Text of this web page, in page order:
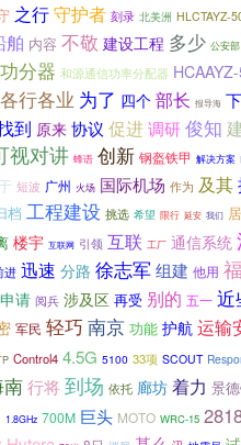
之行守护者 刻录 北美洲 HLCTAYZ-
舶 内容 不敬 建设工程 多少 公安部
分器 和源通信功率分配器
各行各业 为了 四个 部长 报导海
到 原来 协议 促进 调研俊知
视对讲 蜂语 创新 钢盔铁甲 解决方案
短波 广州 火场 国际机场 作为 及其
档 工程建设 挑选 希望 限行 延安 我们
楼宇 互联网 引领 互联 工厂 通信系统
进 迅速 分路 徐志军 组建 他用 福
请 阅兵 涉及区 再受 别的 五一 近
军民 轻巧 南京 功能 护航 运输
Control4 4.5G 5100 33项 SCOUT
行将到场 依托 廊坊 着力 景
1.8GHz 700M 巨头 MOTO WRC-15